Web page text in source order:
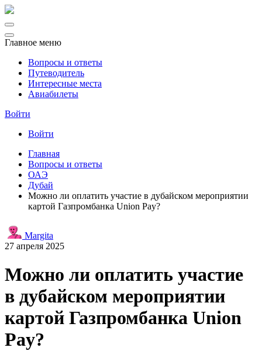
Главное меню
Вопросы и ответы
Путеводитель
Интересные места
Авиабилеты
Войти
Войти
Главная
Вопросы и ответы
ОАЭ
Дубай
Можно ли оплатить участие в дубайском мероприятии
картой Газпромбанка Union Pay?
Margita
27 апреля 2025
Можно ли оплатить участие
в дубайском мероприятии
картой Газпромбанка Union
Pay?